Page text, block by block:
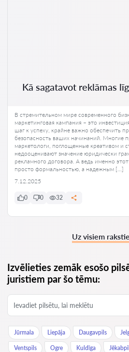
Kā sagatavot reklāmas
В стремительном мире современного
маркетинговая кампания – это
шаг к успеху, крайне важно обеспечить
безопасность ваших начинаний. Многие
маркетологи, поглощенные креативом и
недооценивают значение юридически
рекламного договора. А ведь именно
просто формальностью, а надежным […]
7.12.2025
0 0 32
Uz visiem
Izvēlieties zemāk esošo
juristiem par šo tēmu:
Jūrmala Liepāja Daugavpils
Ventspils Ogre Kuldīga